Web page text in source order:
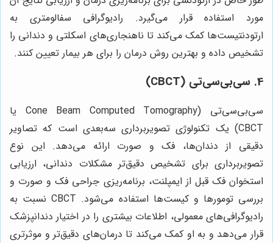
مورد استفاده قرار می‌گیرد. رادیوگرافی سفالومتری به
ارتودنتیست‌ها کمک می‌کند تا ناهنجاری‌های اسکلتی و دندانی را
تشخیص داده و بهترین روش درمان را برای هر بیمار تعیین کنند.
4. سی‌بی‌سی‌تی (CBCT)
سی‌بی‌سی‌تی (Cone Beam Computed Tomography یا
CBCT) یک تکنولوژی تصویربرداری سه‌بعدی است که تصاویر
دقیقی از دندان‌ها، فک و صورت ارائه می‌دهد. این نوع
تصویربرداری برای تشخیص دقیق‌تر مشکلات دندانی، ارزیابی
استخوان فک قبل از ایمپلنت، برنامه‌ریزی جراحی فک و صورت و
بررسی تومورها و کیست‌ها استفاده می‌شود. CBCT نسبت به
رادیوگرافی‌های معمولی، اطلاعات بیشتری را در اختیار دندانپزشک
قرار می‌دهد و به او کمک می‌کند تا درمان‌های دقیق‌تر و موثرتری